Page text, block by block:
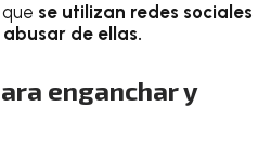
se utilizan redes sociales
de ellas.
enganchar y